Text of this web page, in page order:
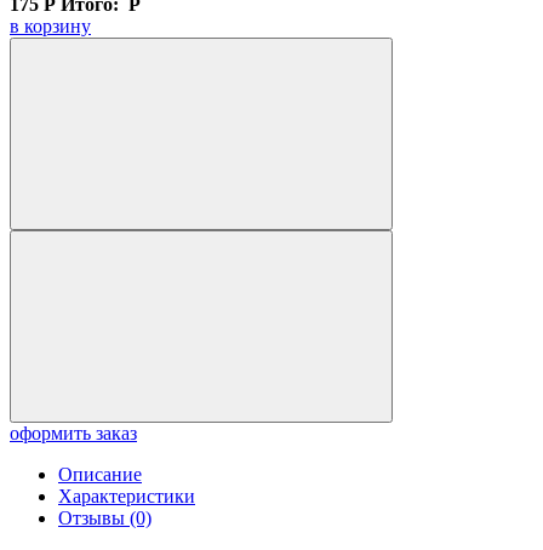
в корзину
оформить заказ
Описание
Характеристики
Отзывы (0)